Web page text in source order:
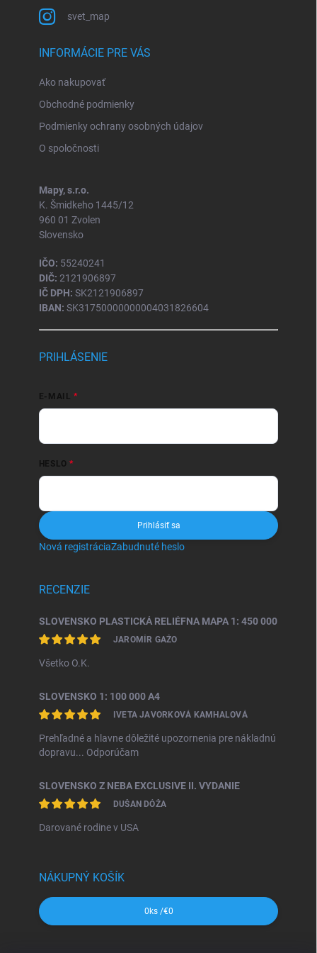
svet_map
INFORMÁCIE PRE VÁS
Ako nakupovať
Obchodné podmienky
Podmienky ochrany osobných údajov
O spoločnosti
Mapy, s.r.o.
K. Šmidkeho 1445/12
960 01 Zvolen
Slovensko
IČO: 55240241
DIČ: 2121906897
IČ DPH: SK2121906897
IBAN: SK31750000000004031826604
PRIHLÁSENIE
E-MAIL
HESLO
Prihlásiť sa
Nová registráciaZabudnuté heslo
RECENZIE
SLOVENSKO PLASTICKÁ RELIÉFNA MAPA 1: 450 000
JAROMÍR GAŽO
Všetko O.K.
SLOVENSKO 1: 100 000 A4
IVETA JAVORKOVÁ KAMHALOVÁ
Prehľadné a hlavne dôležité upozornenia pre nákladnú
dopravu... Odporúčam
SLOVENSKO Z NEBA EXCLUSIVE II. VYDANIE
DUŠAN DÓŽA
Darované rodine v USA
NÁKUPNÝ KOŠÍK
0 ks /€0